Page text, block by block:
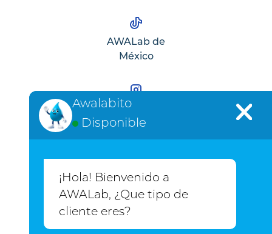
AWALab de
México
AWALab de
México
AWALab de
México
Awalabito
Disponible
¡Hola! Bienvenido a
AWALab, ¿Que tipo de
cliente eres?